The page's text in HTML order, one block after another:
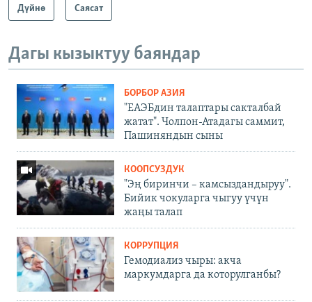
Дүйнө Саясат
Дагы кызыктуу баяндар
БОРБОР АЗИЯ
"ЕАЭБдин талаптары сакталбай
жатат". Чолпон-Атадагы саммит,
Пашиняндын сыны
КООПСУЗДУК
"Эң биринчи – камсыздандыруу".
Бийик чокуларга чыгуу үчүн
жаңы талап
КОРРУПЦИЯ
Гемодиализ чыры: акча
маркумдарга да которулганбы?